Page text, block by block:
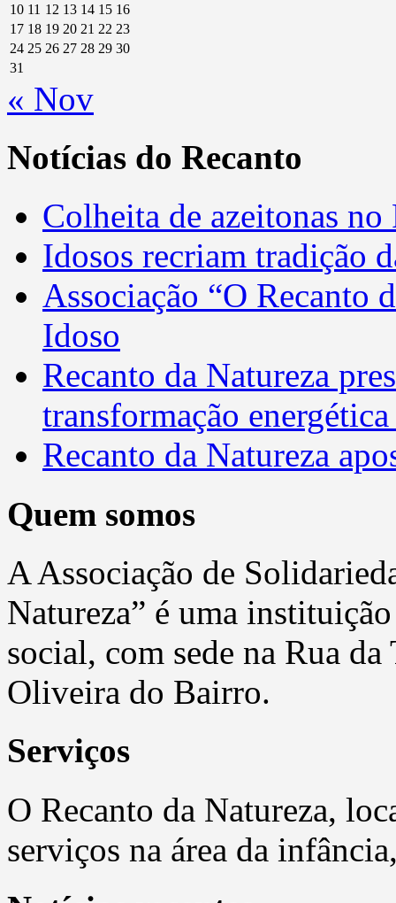
10 11 12 13 14 15 16
17 18 19 20 21 22 23
24 25 26 27 28 29 30
31
« Nov
Notícias do Recanto
Colheita de azeitonas no
Idosos recriam tradição
Associação “O Recanto
Idoso
Recanto da Natureza
transformação
Recanto da Natureza
Quem somos
A Associação de
Natureza” é uma
social, com sede na Rua
Oliveira do Bairro.
Serviços
O Recanto da Natureza,
serviços na área da